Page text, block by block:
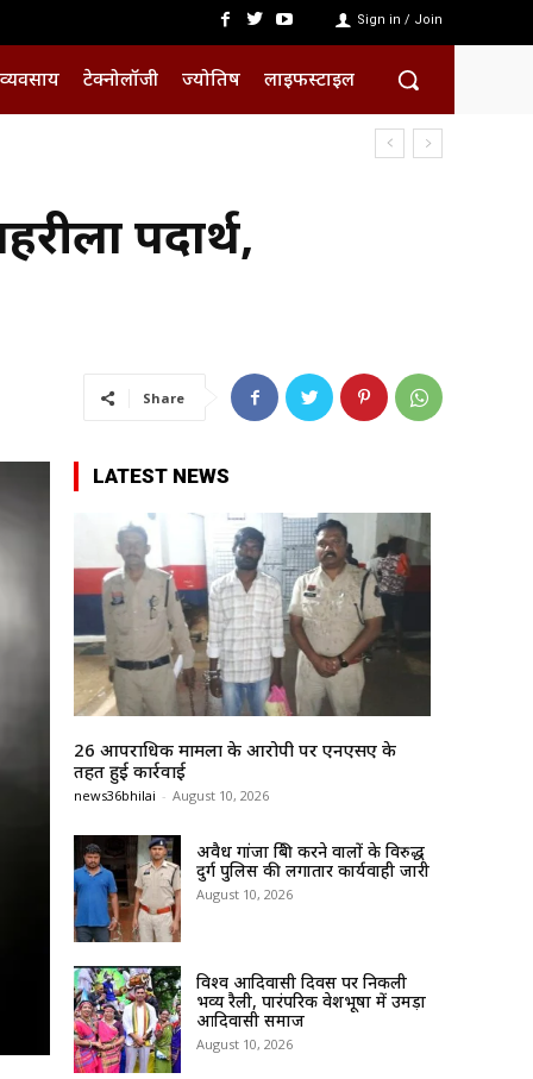
Sign in / Join
व्यवसाय टेक्नोलॉजी ज्योतिष लाइफस्टाइल
पदार्थ,
Share
LATEST NEWS
26 आपराधिक मामलों के आरोपी पर एनएसए के
तहत हुई कार्रवाई
news36bhilai - August 10, 2026
अवैध गांजा बिक्री करने वालों के विरुद्ध
दुर्ग पुलिस की लगातार कार्यवाही जारी
August 10, 2026
विश्व आदिवासी दिवस पर निकली
भव्य रैली, पारंपरिक वेशभूषा में उमड़ा
आदिवासी समाज
August 10, 2026